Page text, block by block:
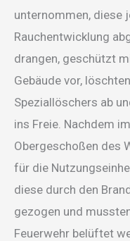
unternommen, diese
Rauchentwicklung
drangen, geschützt
Gebäude vor,
Speziallöschers ab
ins Freie. Nachdem
Obergeschoßen des
für die
diese durch den
gezogen und
Feuerwehr belüftet